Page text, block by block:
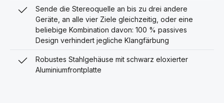
Sende die Stereoquelle an bis zu drei andere
Geräte, an alle vier Ziele gleichzeitig, oder eine
beliebige Kombination davon: 100 % passives
Design verhindert jegliche Klangfärbung
Robustes Stahlgehäuse mit schwarz eloxierter
Aluminiumfrontplatte